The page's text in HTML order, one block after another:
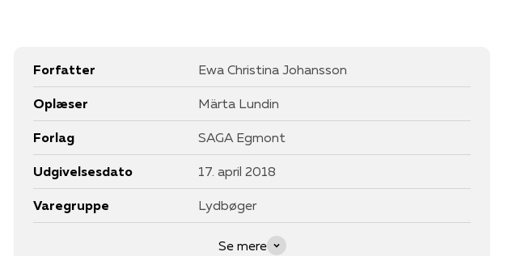
Forfatter Ewa Christina Johansson
Oplæser Märta Lundin
Forlag SAGA Egmont
Udgivelsesdato 17. april 2018
Varegruppe Lydbøger
Se mere